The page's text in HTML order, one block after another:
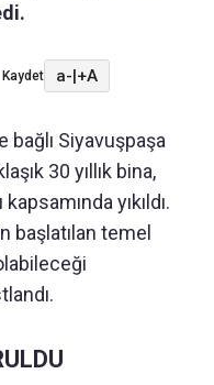
Kaydet a-|+A
Siyavuşpaşa
30 yıllık bina,
yıkıldı.
başlatılan temel